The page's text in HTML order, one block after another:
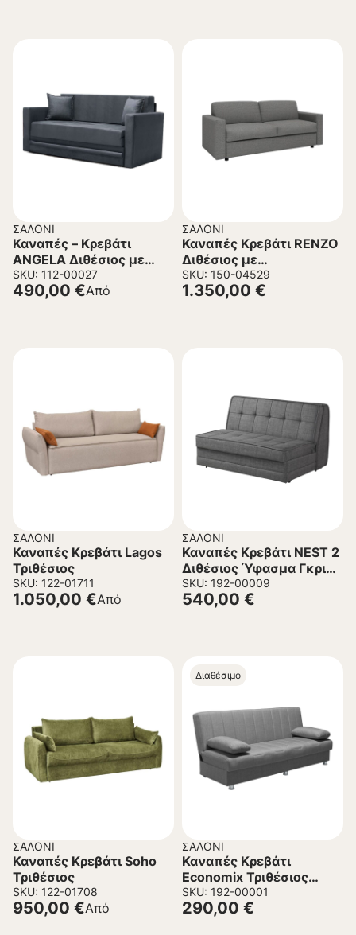
ΣΑΛΌΝΙ
Καναπές – Κρεβάτι
ANGELA Διθέσιος με
Μπράτσα 164x95x83
εκ.
SKU: 112-00027
Από
490,00 €
ΣΑΛΌΝΙ
Καναπές Κρεβάτι RENZO
Διθέσιος με
Αναδιπλούμενο
μηχανισμό Γκρί Σκούρο
SKU: 150-04529
1.350,00 €
ΣΑΛΌΝΙ
Καναπές Κρεβάτι Lagos
Τριθέσιος
SKU: 122-01711
Από
1.050,00 €
ΣΑΛΌΝΙ
Καναπές Κρεβάτι NEST 2
Διθέσιος Ύφασμα Γκρι
145x108x90 εκ.
SKU: 192-00009
540,00 €
ΣΑΛΌΝΙ
Καναπές Κρεβάτι Soho
Τριθέσιος
SKU: 122-01708
Από
950,00 €
Διαθέσιμο
ΣΑΛΌΝΙ
Καναπές Κρεβάτι
Economix Τριθέσιος
Ύφασμα Γκρι
190x82x85 εκ.
SKU: 192-00001
290,00 €